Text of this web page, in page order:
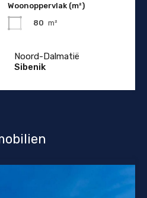
Woonoppervlak (m²)
80 m²
Noord-Dalmatië
Sibenik